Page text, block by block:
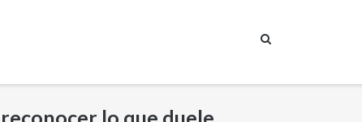
reconocer lo que duele